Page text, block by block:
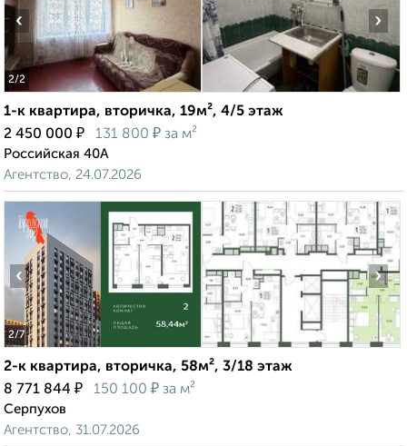
2/2
‹ ›
1-к квартира, вторичка, 19м², 4/5 этаж
2 450 000 ₽ 131 800 ₽ за м²
Российская 40А
Агентство, 24.07.2026
2/7
‹ ›
2-к квартира, вторичка, 58м², 3/18 этаж
8 771 844 ₽ 150 100 ₽ за м²
Серпухов
Агентство, 31.07.2026